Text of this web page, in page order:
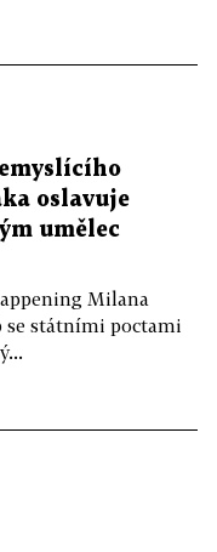
oslavuje
umělec
Milana
se státními poctami